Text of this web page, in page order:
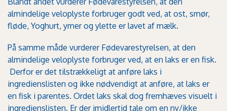
almindelige veloplyste forbruger godt ved, at ost, smør,
fløde, Yoghurt, ymer og ylette er lavet af mælk.
På samme måde vurderer Fødevarestyrelsen, at den
almindelige veloplyste forbruger ved, at en laks er en fisk.
Derfor er det tilstrækkeligt at anføre laks i
ingredienslisten og ikke nødvendigt at anføre, at laks er
en fisk i parentes. Ordet laks skal dog fremhæves visuelt i
ingredienslisten. Er der imidlertid tale om en ny/ikke